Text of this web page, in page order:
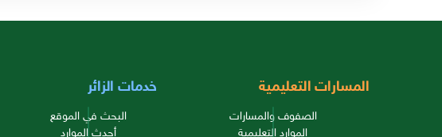
المسارات التعليمية
الصفوف والمسارات
الموارد التعليمية
خدمات الزائر
البحث في الموقع
أحدث الموارد